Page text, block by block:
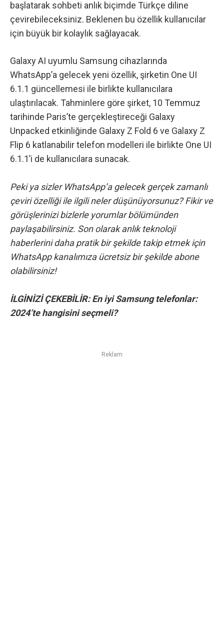
başlatarak sohbeti anlık biçimde Türkçe diline
çevirebileceksiniz. Beklenen bu özellik kullanıcılar
için büyük bir kolaylık sağlayacak.
Galaxy AI uyumlu Samsung cihazlarında
WhatsApp’a gelecek yeni özellik, şirketin One UI
6.1.1 güncellemesi ile birlikte kullanıcılara
ulaştırılacak. Tahminlere göre şirket, 10 Temmuz
tarihinde Paris’te gerçekleştireceği Galaxy
Unpacked etkinliğinde Galaxy Z Fold 6 ve Galaxy Z
Flip 6 katlanabilir telefon modelleri ile birlikte One UI
6.1.1’i de kullanıcılara sunacak.
Peki ya sizler WhatsApp’a gelecek gerçek zamanlı
çeviri özelliği ile ilgili neler düşünüyorsunuz? Fikir ve
görüşlerinizi bizlerle yorumlar bölümünden
paylaşabilirsiniz. Son olarak anlık teknoloji
haberlerini daha pratik bir şekilde takip etmek için
WhatsApp kanalımızaücretsiz bir şekilde abone
olabilirsiniz!
İLGİNİZİ ÇEKEBİLİR:En iyi Samsung telefonlar:
2024’te hangisini seçmeli?
Reklam